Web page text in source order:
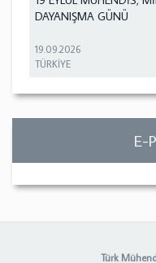
DAYANIŞMA GÜNÜ
19.09.2026
TÜRKİYE
E-
Türk